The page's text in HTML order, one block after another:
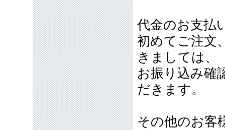
代金のお支払
初めてご注文
きましては、
お振り込み確
だきます。
その他のお客